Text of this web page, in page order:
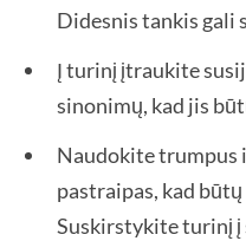
Didesnis tankis
Į turinį įtraukite
sinonimų, kad jis
Naudokite trumpus
pastraipas, kad
Suskirstykite turinį į